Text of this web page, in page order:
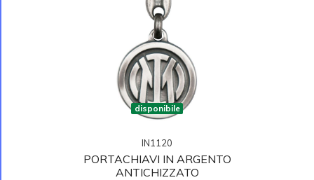
disponibile
IN1120
PORTACHIAVI IN ARGENTO
ANTICHIZZATO